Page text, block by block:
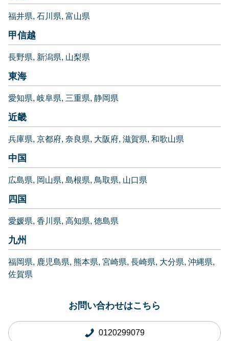
福井県 石川県 富山県
甲信越
長野県 新潟県 山梨県
東海
愛知県 岐阜県 三重県 静岡県
近畿
兵庫県 京都府 奈良県 大阪府 滋賀県 和歌山県
中国
広島県 岡山県 島根県 鳥取県 山口県
四国
愛媛県 香川県 高知県 徳島県
九州
福岡県 鹿児島県 熊本県 宮崎県 長崎県 大分県 沖縄県
佐賀県
お問い合わせはこちら
0120299079